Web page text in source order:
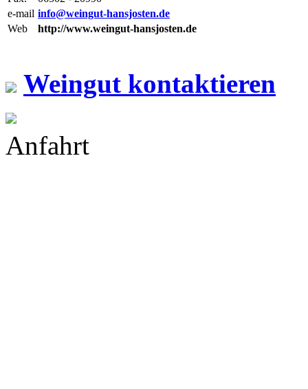
e-mail info@weingut-hansjosten.de
Web
http://www.weingut-hansjosten.de
Weingut kontaktieren
Anfahrt